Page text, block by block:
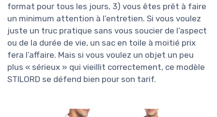
format pour tous les jours, 3) vous êtes prêt à faire
un minimum attention à l’entretien. Si vous voulez
juste un truc pratique sans vous soucier de l’aspect
ou de la durée de vie, un sac en toile à moitié prix
fera l’affaire. Mais si vous voulez un objet un peu
plus « sérieux » qui vieillit correctement, ce modèle
STILORD se défend bien pour son tarif.